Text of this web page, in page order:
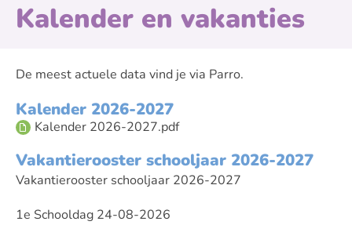
Kalender en vakanties
De meest actuele data vind je via Parro.
Kalender 2026-2027
Kalender 2026-2027.pdf
Vakantierooster schooljaar 2026-2027
Vakantierooster schooljaar 2026-2027
1e Schooldag 24-08-2026